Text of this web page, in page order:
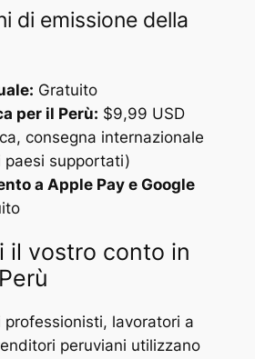
di emissione della
Gratuito
per il Perù: $9,99 USD
consegna internazionale
paesi supportati)
a Apple Pay e Google
il vostro conto in
lavoratori a
peruviani utilizzano